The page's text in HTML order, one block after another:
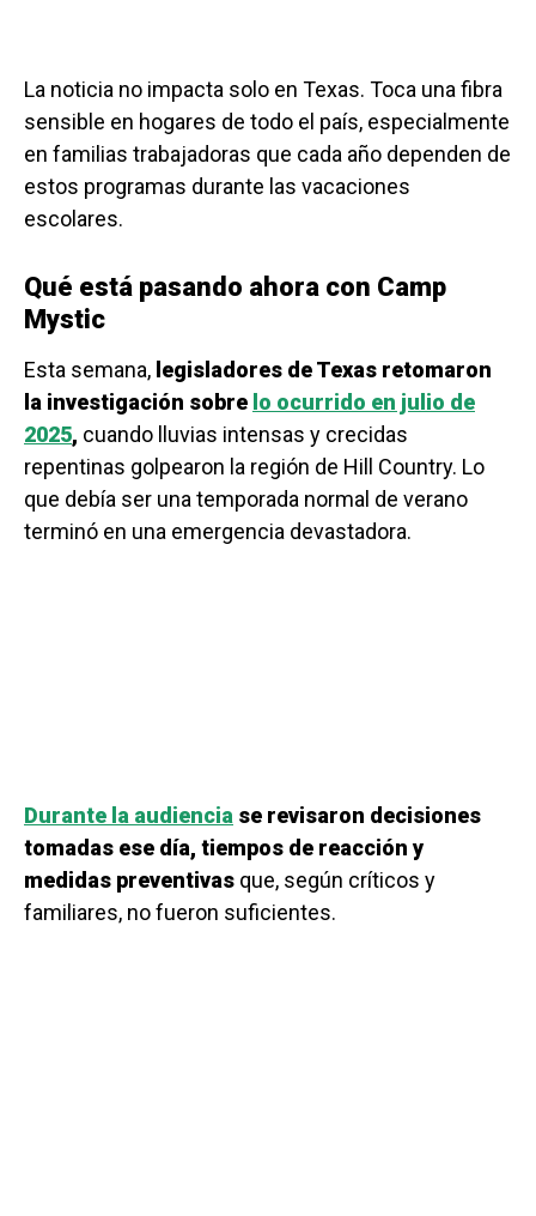
La noticia no impacta solo en Texas. Toca una fibra
sensible en hogares de todo el país, especialmente
en familias trabajadoras que cada año dependen de
estos programas durante las vacaciones
escolares.
Qué está pasando ahora con Camp
Mystic
Esta semana, legisladores de Texas retomaron
la investigación sobre lo ocurrido en julio de
2025, cuando lluvias intensas y crecidas
repentinas golpearon la región de Hill Country. Lo
que debía ser una temporada normal de verano
terminó en una emergencia devastadora.
Durante la audiencia se revisaron decisiones
tomadas ese día, tiempos de reacción y
medidas preventivas que, según críticos y
familiares, no fueron suficientes.